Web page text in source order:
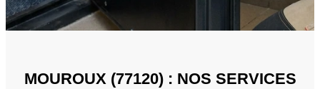
MOUROUX (77120) : NOS SERVICES